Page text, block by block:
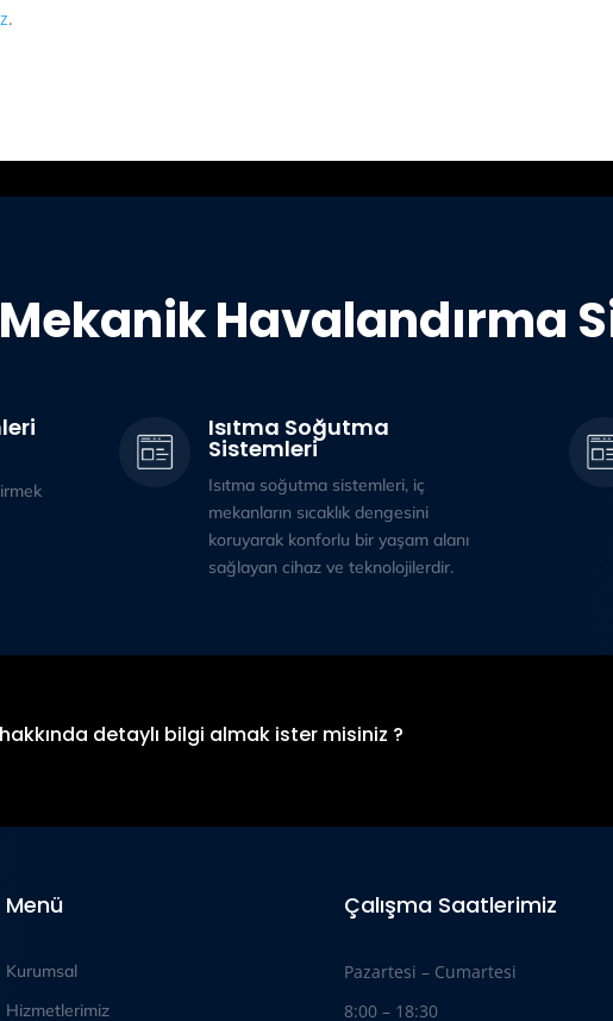
.
Havalandırma
Isıtma Soğutma
Sistemleri
Isıtma soğutma sistemleri, iç
mekanların sıcaklık dengesini
koruyarak konforlu bir yaşam alanı
sağlayan cihaz ve teknolojilerdir.
detaylı bilgi almak ister misiniz ?
Menü
Kurumsal
Hizmetlerimiz
Çalışma Saatlerimiz
Pazartesi – Cumartesi
8:00 – 18:30